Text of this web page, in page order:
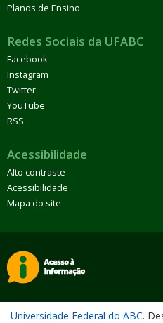
Planos de Ensino
Redes Sociais da UFABC
Facebook
Instagram
Twitter
YouTube
RSS
Acessibilidade
Alto contraste
Acessibilidade
Mapa do site
Universidade Federal do ABC.